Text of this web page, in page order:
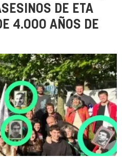
DE ETA
4.000 AÑOS DE